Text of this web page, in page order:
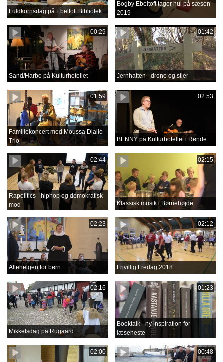
Fuldkornsdag på Ebeltoft Bibliotek
Bogby Ebeltoft tager hul på sæson
2019
00:29
Sand/Harbo på Kulturhotellet
01:42
Jernhatten - drone og stier
01:59
Familiekoncert med Moussa Diallo
Trio
02:53
BENNY på Kulturhotellet i Rønde
02:44
Rapolitics - hiphop og demokratisk
mod
02:15
Klassisk musik i Børnehøjde
02:23
Allehelgen for børn
02:12
Frivillig Fredag 2018
02:16
Mikkelsdag på Rugaard
01:23
Booktalk - ny inspiration for
læseheste
02:00 00:48